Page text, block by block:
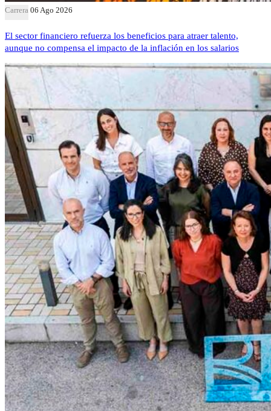
Carrera 06 Ago 2026
El sector financiero refuerza los beneficios para atraer talento,
aunque no compensa el impacto de la inflación en los salarios